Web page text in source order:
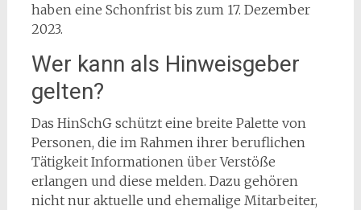
haben eine Schonfrist bis zum 17. Dezember
2023.
Wer kann als Hinweisgeber
gelten?
Das HinSchG schützt eine breite Palette von
Personen, die im Rahmen ihrer beruflichen
Tätigkeit Informationen über Verstöße
erlangen und diese melden. Dazu gehören
nicht nur aktuelle und ehemalige Mitarbeiter,